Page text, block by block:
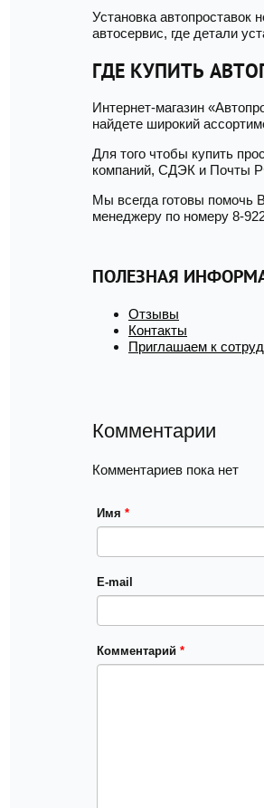
Установка
автосервис, где детали
ГДЕ КУПИТЬ
Интернет-магазин
найдете широкий
Для того чтобы купить
компаний, СДЭК и Почты
Мы всегда готовы помочь
менеджеру по номеру 8-
ПОЛЕЗНАЯ
Отзывы
Контакты
Приглашаем к
Комментарии
Комментариев пока нет
Имя *
E-mail
Комментарий *